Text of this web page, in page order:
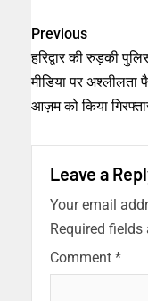
Previous
हरिद्वार की रुड़की
मीडिया पर अश्लीलता
आज़म को किया
Leave a
Your email
Required fields
Comment *